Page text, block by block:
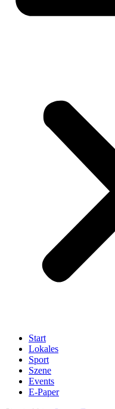
Start
Lokales
Sport
Szene
Events
E-Paper